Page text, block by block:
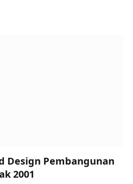
Design Pembangunan
2001